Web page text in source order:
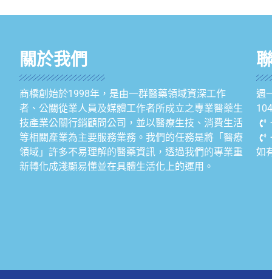
關於我們
商橋創始於1998年，是由一群醫藥領域資深工作
者、公關從業人員及媒體工作者所成立之專業醫藥生
技產業公關行銷顧問公司，並以醫療生技、消費生活
等相關產業為主要服務業務。我們的任務是將「醫療
領域」許多不易理解的醫藥資訊，透過我們的專業重
新轉化成淺顯易懂並在具體生活化上的運用。
週
如